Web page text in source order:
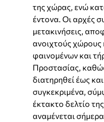
της χώρας, ενώ
έντονα. Οι αρχές
μετακινήσεις,
ανοιχτούς χώρους
φαινομένων και
Προστασίας,
διατηρηθεί έως
συγκεκριμένα,
έκτακτο δελτίο
αναμένεται